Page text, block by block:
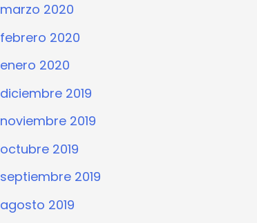
marzo 2020
febrero 2020
enero 2020
diciembre 2019
noviembre 2019
octubre 2019
septiembre 2019
agosto 2019